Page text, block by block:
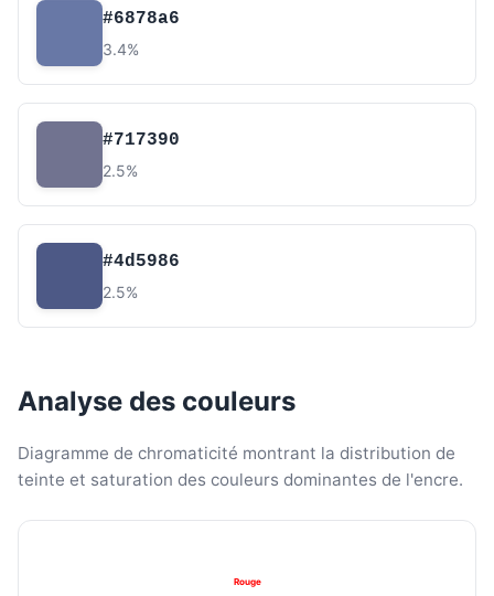
#6878a6
3.4%
#717390
2.5%
#4d5986
2.5%
Analyse des couleurs
Diagramme de chromaticité montrant la distribution de
teinte et saturation des couleurs dominantes de l'encre.
Rouge